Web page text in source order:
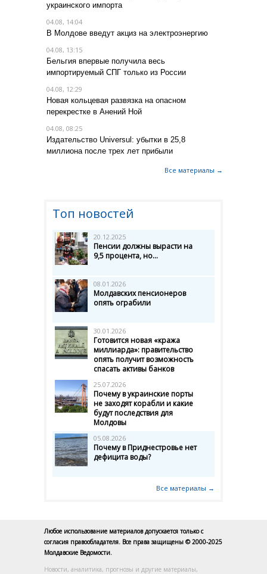
украинского импорта
04.08, 14:04
В Молдове введут акциз на электроэнергию
04.08, 13:15
Бельгия впервые получила весь
импортируемый СПГ только из России
04.08, 12:29
Новая кольцевая развязка на опасном
перекрестке в Анений Ной
04.08, 08:25
Издательство Universul: убытки в 25,8
миллиона после трех лет прибыли
Все материалы →
Топ новостей
20.12.2025
Пенсии должны вырасти на
9,5 процента, но...
08.01.2026
Молдавских пенсионеров
опять ограбили
30.01.2026
Готовится новая «кража
миллиарда»: правительство
опять получит возможность
спасать активы банков
25.07.2026
Почему в украинские порты
не заходят корабли и какие
будут последствия для
Молдовы
05.08.2026
Почему в Приднестровье нет
дефицита воды?
Все материалы →
Любое использование материалов допускается только с
согласия правообладателя. Все права защищены © 2000-2025
Молдавские Ведомости.
Новости, аналитика, прогнозы и другие материалы,